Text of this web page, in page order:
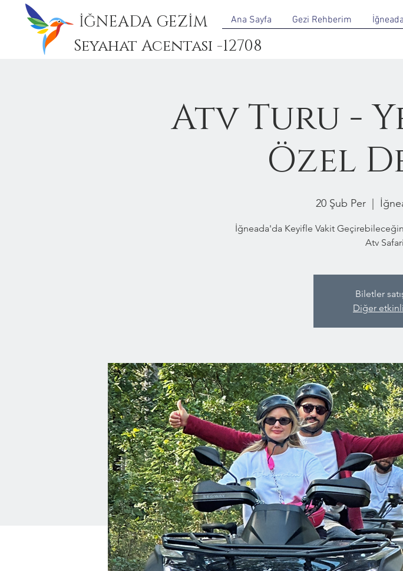
İĞNEADA GEZİM
Seyahat Acentası -12708
Ana Sayfa Gezi Rehberim İğneada
Atv Turu -
Özel
20 Şub Per
İğneada'da Keyifle Vakit
Atv
Biletler
Diğer